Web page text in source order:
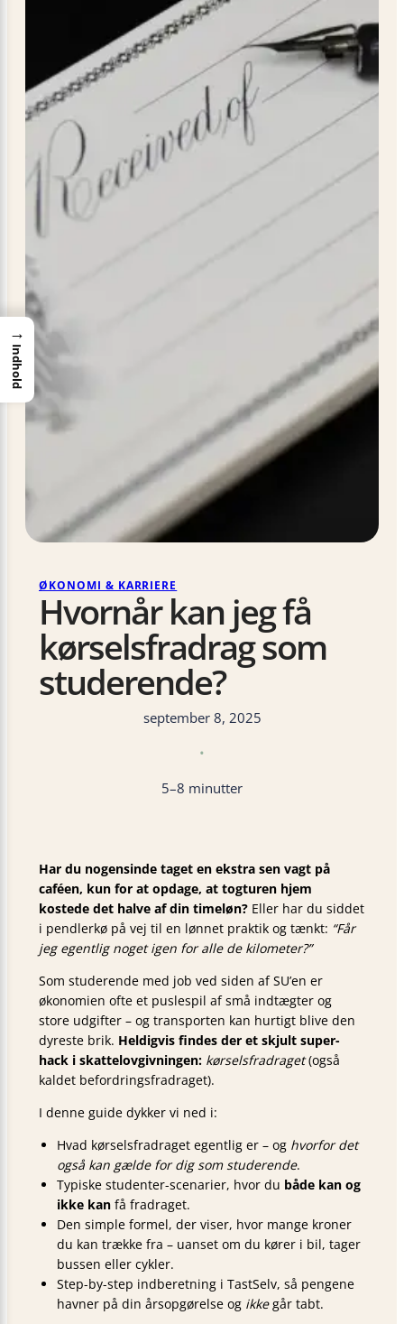
ØKONOMI & KARRIERE
Hvornår kan jeg få
kørselsfradrag som
studerende?
september 8, 2025
•
5–8 minutter
Har du nogensinde taget en ekstra sen vagt på
caféen, kun for at opdage, at togturen hjem
kostede det halve af din timeløn? Eller har du siddet
i pendlerkø på vej til en lønnet praktik og tænkt: “Får
jeg egentlig noget igen for alle de kilometer?”
Som studerende med job ved siden af SU’en er
økonomien ofte et puslespil af små indtægter og
store udgifter – og transporten kan hurtigt blive den
dyreste brik. Heldigvis findes der et skjult super-
hack i skattelovgivningen: kørselsfradraget(også
kaldet befordringsfradraget).
I denne guide dykker vi ned i:
Hvad kørselsfradraget egentlig er – og hvorfor det
også kan gælde for dig som studerende.
Typiske studenter-scenarier, hvor du både kan og
ikke kan få fradraget.
Den simple formel, der viser, hvor mange kroner
du kan trække fra – uanset om du kører i bil, tager
bussen eller cykler.
Step-by-step indberetning i TastSelv, så pengene
havner på din årsopgørelse og ikkegår tabt.
→
Indhold